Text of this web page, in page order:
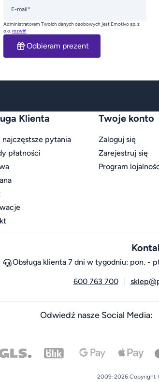
E-mail*
Administratorem Twoich danych osobowych jest Emotivo sp. z
o.o.rozwiń
Odbieram prezent
Klienta
najczęstsze pytania
płatności
Twoje konto
Zaloguj się
Zarejestruj się
Program
Obsługa klienta 7 dni w tygodniu: pon. -
600 763 700
Odwiedź nasze Social Media:
2009-2026 Copyright